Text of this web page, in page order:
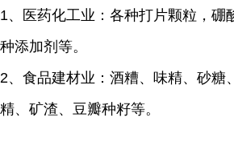
1、医药化工业：各种打片颗粒，硼
种添加剂等。
2、食品建材业：酒糟、味精、砂糖
精、矿渣、豆瓣种籽等。